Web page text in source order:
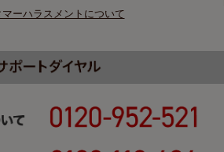
マーハラスメントについて